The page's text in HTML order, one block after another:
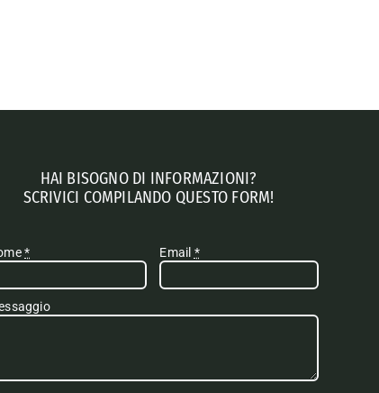
HAI BISOGNO DI INFORMAZIONI?
SCRIVICI COMPILANDO QUESTO FORM!
* Email *